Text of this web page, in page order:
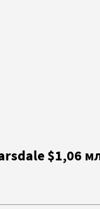
$1,06